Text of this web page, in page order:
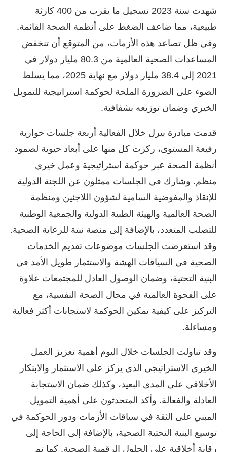
شهدت سنة 2023 تسجيل ما يقرب من 400 كارثة
طبيعية، مما ضاعف الضغط على أنظمة الصحة القائمة.
وفي ظل تصاعد هذه الأزمات، من المتوقع أن تنخفض
المساعدات الصحية العالمية من 80.3 مليار دولار في
2021 إلى 38.4 مليار دولار مع نهاية 2025، مما يسلط
الضوء على الضرورة الملحة لحوكمة استراتيجية للتمويل
الخيري وضمان توزيعه بشفافية.
قدمت مبادرة بيرل خلال الفعالية أربعة جلسات حوارية
رفيعة المستوى، ركزت كل منها على أبعاد حيوية لصمود
أنظمة الصحة عبر حوكمة استراتيجية وعمل خيري
منظم. وشارك في الجلسات ممثلون عن اللجنة الدولية
للإنقاذ والمفوضية السامية لشؤون اللاجئين ومنظمة
الصحة العالمية والهيئة الطبية الدولية والجمعية الوطنية
للتصلب المتعدد، بالإضافة إلى منصة نبتة للرعاية الصحية.
وقد استعرضت الجلسات موضوعات تقديم الخدمات
الصحية في السياقات الهشة والاستثمار طويل الأمد في
البنية التحتية، وضمان الوصول العادل للمجتمعات علاوة
على الفجوة العالمية في مجال الصحة النفسية، مع
التركيز على كيفية تمكين الحوكمة لاستجابات أكثر فعالية
ومساءلة.
وقد تناولت الجلسات خلال اليوم أهمية تعزيز العمل
الخيري الاستراتيجي الذي يركز على الاستثمار والابتكار
الأخلاقي على المدى البعيد، وكذلك ضمان الاستجابة
العادلة والفعالة. وأكد المتحدثون على أهمية التمويل
المبني على الثقة في سياقات الأزمات ودور الحوكمة في
توسيع البنية التحتية الصحية، بالإضافة إلى الحاجة إلى
رقابة أخلاقية على الحلول الرقمية الصحية. كما تم